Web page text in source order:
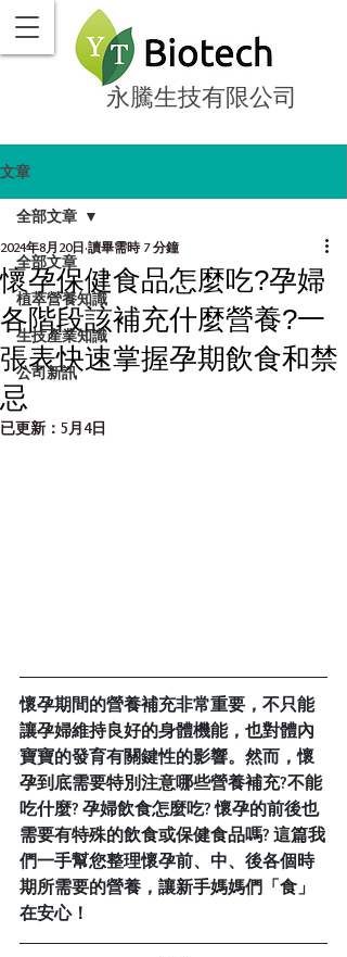
永騰生技有限公司
文章
全部文章
植萃營養知識
生技產業知識
公司新訊
全部文章
懷孕保健食品怎麼吃?孕婦
各階段該補充什麼營養?一
張表快速掌握孕期飲食和禁
忌
2024年8月20日 讀畢需時 7 分鐘
已更新： 5月4日
懷孕期間的營養補充非常重要，不只能
讓孕婦維持良好的身體機能，也對體內
寶寶的發育有關鍵性的影響。然而，懷
孕到底需要特別注意哪些營養補充?不能
吃什麼? 孕婦飲食怎麼吃? 懷孕的前後也
需要有特殊的飲食或保健食品嗎? 這篇我
們一手幫您整理懷孕前、中、後各個時
期所需要的營養，讓新手媽媽們「食」
在安心！